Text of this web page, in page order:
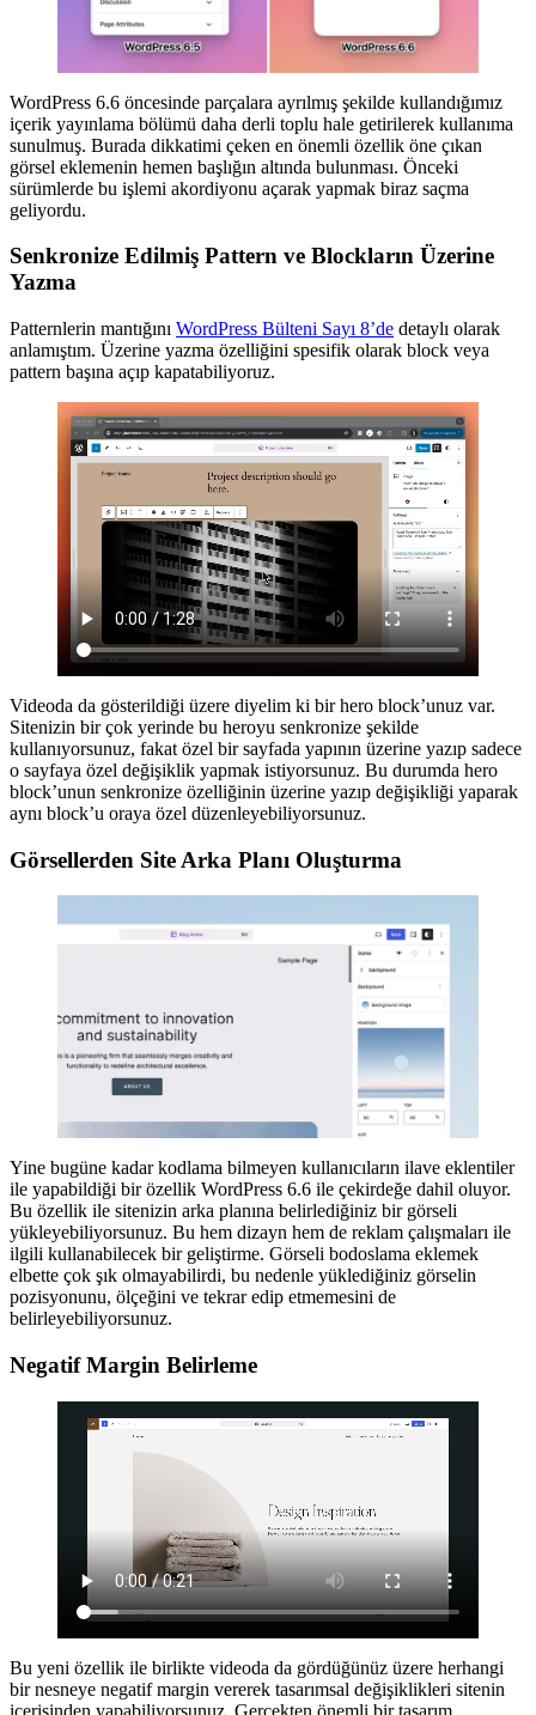
WordPress 6.6 öncesinde parçalara ayrılmış şekilde kullandığımız
içerik yayınlama bölümü daha derli toplu hale getirilerek kullanıma
sunulmuş. Burada dikkatimi çeken en önemli özellik öne çıkan
görsel eklemenin hemen başlığın altında bulunması. Önceki
sürümlerde bu işlemi akordiyonu açarak yapmak biraz saçma
geliyordu.
Senkronize Edilmiş Pattern ve Blockların Üzerine
Yazma
Patternlerin mantığını WordPress Bülteni Sayı 8’de detaylı olarak
anlamıştım. Üzerine yazma özelliğini spesifik olarak block veya
pattern başına açıp kapatabiliyoruz.
Videoda da gösterildiği üzere diyelim ki bir hero block’unuz var.
Sitenizin bir çok yerinde bu heroyu senkronize şekilde
kullanıyorsunuz, fakat özel bir sayfada yapının üzerine yazıp sadece
o sayfaya özel değişiklik yapmak istiyorsunuz. Bu durumda hero
block’unun senkronize özelliğinin üzerine yazıp değişikliği yaparak
aynı block’u oraya özel düzenleyebiliyorsunuz.
Görsellerden Site Arka Planı Oluşturma
Yine bugüne kadar kodlama bilmeyen kullanıcıların ilave eklentiler
ile yapabildiği bir özellik WordPress 6.6 ile çekirdeğe dahil oluyor.
Bu özellik ile sitenizin arka planına belirlediğiniz bir görseli
yükleyebiliyorsunuz. Bu hem dizayn hem de reklam çalışmaları ile
ilgili kullanabilecek bir geliştirme. Görseli bodoslama eklemek
elbette çok şık olmayabilirdi, bu nedenle yüklediğiniz görselin
pozisyonunu, ölçeğini ve tekrar edip etmemesini de
belirleyebiliyorsunuz.
Negatif Margin Belirleme
Bu yeni özellik ile birlikte videoda da gördüğünüz üzere herhangi
bir nesneye negatif margin vererek tasarımsal değişiklikleri sitenin
içerisinden yapabiliyorsunuz. Gerçekten önemli bir tasarım